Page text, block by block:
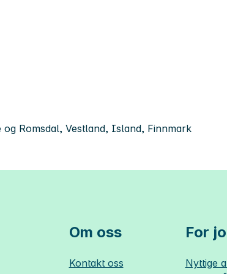
Romsdal, Vestland, Island, Finnmark
Om oss
Kontakt oss
For
Nyttige